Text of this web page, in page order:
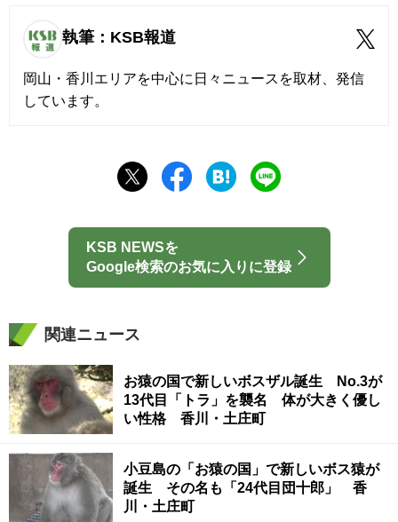
執筆：KSB報道
岡山・香川エリアを中心に日々ニュースを取材、発信
しています。
KSB NEWSを
Google検索のお気に入りに登録
関連ニュース
お猿の国で新しいボスザル誕生 No.3が
13代目「トラ」を襲名 体が大きく優し
い性格 香川・土庄町
小豆島の「お猿の国」で新しいボス猿が
誕生 その名も「24代目団十郎」 香
川・土庄町